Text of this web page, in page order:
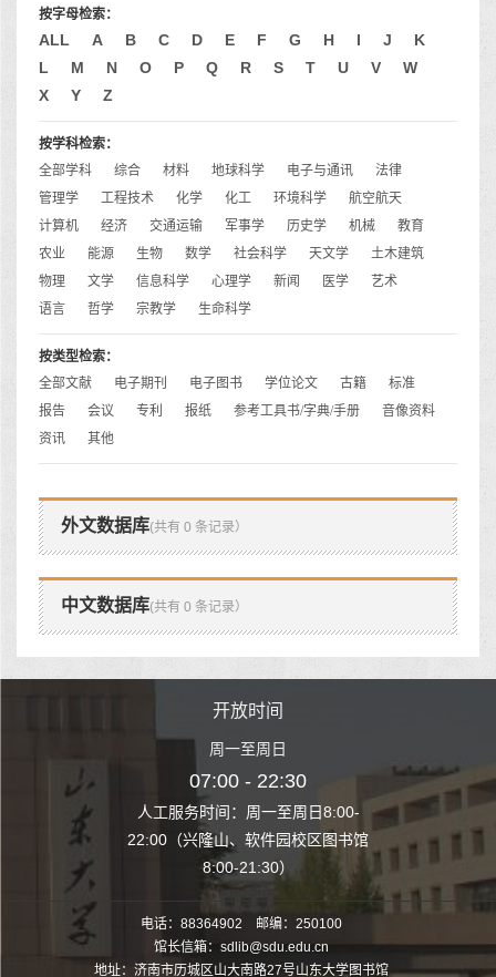
按字母检索：
ALL A B C D E F G H I J
K
L
M N O P Q R S T U V
W
X
Y Z
按学科检索：
全部学科
综合 材料 地球科学 电子与通讯
法律
管理学
工程技术 化学 化工 环境科学
航空航天
计算机
经济 交通运输 军事学 历史学 机械
教育
农业
能源 生物 数学 社会科学 天文学
土木建筑
物理
文学 信息科学 心理学 新闻 医学
艺术
语言
哲学 宗教学 生命科学
按类型检索：
全部文献
电子期刊 电子图书 学位论文 古籍
标准
报告
会议 专利 报纸 参考工具书/字典/手册
音像资料
资讯
其他
外文数据库(共有 0 条记录）
中文数据库(共有 0 条记录）
至周日8:00-
园校区图书馆
开放时间
周一至周日
07:00 - 22:30
人工服务时间：周一至周日8:00-
22:00（兴隆山、软件园校区图书馆
8:00-21:30）
人工服务时间
22:00（兴隆山
电话：88364902 邮编：250100
馆长信箱：sdlib@sdu.edu.cn
地址：济南市历城区山大南路27号山东大学图书馆